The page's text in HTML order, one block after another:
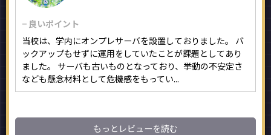
− 良いポイント
当校は、学内にオンプレサーバを設置しておりました。 バ
ックアップもせずに運用をしていたことが課題としてあり
ました。 サーバも古いものとなっており、挙動の不安定さ
なども懸念材料として危機感をもってい...
もっとレビューを読む